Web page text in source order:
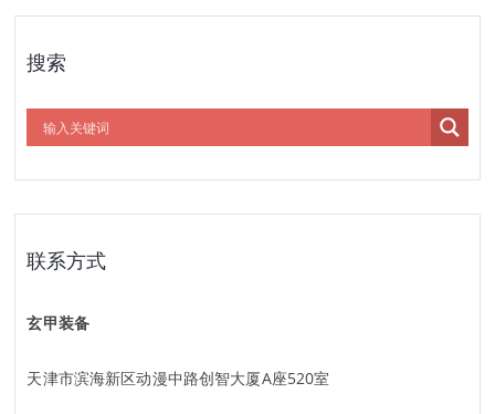
搜索
联系方式
玄甲装备
天津市滨海新区动漫中路创智大厦A座520室